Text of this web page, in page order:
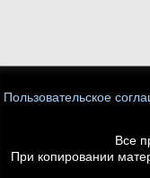
Пользовательское
Все
При копировании